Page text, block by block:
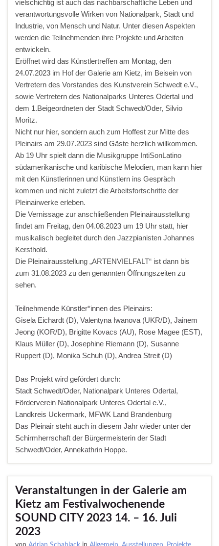
vielschichtig ist auch das nachbarschaftliche Leben und
verantwortungsvolle Wirken von Nationalpark, Stadt und
Industrie, von Mensch und Natur. Unter diesen Aspekten
werden die Teilnehmenden ihre Projekte und Arbeiten
entwickeln.
Eröffnet wird das Künstlertreffen am Montag, den
24.07.2023 im Hof der Galerie am Kietz, im Beisein von
Vertretern des Vorstandes des Kunstverein Schwedt e.V.,
sowie Vertretern des Nationalparks Unteres Odertal und
dem 1.Beigeordneten der Stadt Schwedt/Oder, Silvio
Moritz.
Nicht nur hier, sondern auch zum Hoffest zur Mitte des
Pleinairs am 29.07.2023 sind Gäste herzlich willkommen.
Ab 19 Uhr spielt dann die Musikgruppe IntiSonLatino
südamerikanische und karibische Melodien, man kann hier
mit den Künstlerinnen und Künstlern ins Gespräch
kommen und nicht zuletzt die Arbeitsfortschritte der
Pleinairwerke erleben.
Die Vernissage zur anschließenden Pleinairausstellung
findet am Freitag, den 04.08.2023 um 19 Uhr statt, hier
musikalisch begleitet durch den Jazzpianisten Johannes
Kersthold.
Die Pleinairausstellung „ARTENVIELFALT“ ist dann bis
zum 31.08.2023 zu den genannten Öffnungszeiten zu
sehen.
Teilnehmende Künstler*innen des Pleinairs:
Gisela Eichardt (D), Valentyna Iwanova (UKR/D), Jainem
Jeong (KOR/D), Brigitte Kovacs (AU), Rose Magee (EST),
Klaus Müller (D), Josephine Riemann (D), Susanne
Ruppert (D), Monika Schuh (D), Andrea Streit (D)
Das Projekt wird gefördert durch:
Stadt Schwedt/Oder, Nationalpark Unteres Odertal,
Förderverein Nationalpark Unteres Odertal e.V.,
Landkreis Uckermark, MFWK Land Brandenburg
Das Pleinair steht auch in diesem Jahr wieder unter der
Schirmherrschaft der Bürgermeisterin der Stadt
Schwedt/Oder, Annekathrin Hoppe.
Veranstaltungen in der Galerie am
Kietz am Festivalwochenende
SOUND CITY 2023 14. – 16. Juli
2023